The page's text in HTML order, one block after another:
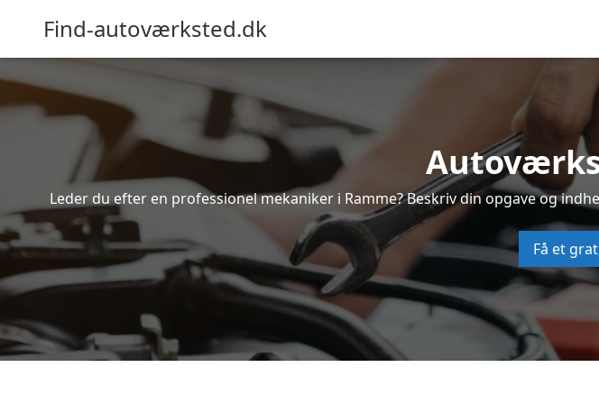
Find-autoværksted.dk
Leder du efter en professionel mekaniker i Ramme? Beskriv din opgave og
Få et